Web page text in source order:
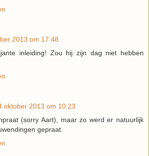
2013 om 17:48
inleiding! Zou hij zijn dag niet hebben
oktober 2013 om 10:23
(sorry Aart), maar zo werd er natuurlijk
gepraat.